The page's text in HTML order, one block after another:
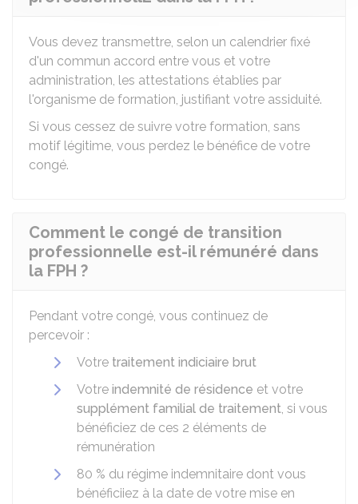
Vous devez transmettre, selon un calendrier fixé
d'un commun accord entre vous et votre
administration, les attestations établies par
l'organisme de formation, justifiant votre assiduité.
Si vous cessez de suivre votre formation, sans
motif légitime, vous perdez le bénéfice de votre
congé.
Comment le congé de transition
professionnelle est-il rémunéré dans
la FPH ?
Pendant votre congé, vous continuez de
percevoir :
Votre traitement indiciaire brut
Votre indemnité de résidence et votre
supplément familial de traitement, si vous
bénéficiez de ces 2 éléments de
rémunération
80 % du régime indemnitaire dont vous
bénéficiiez à la date de votre mise en